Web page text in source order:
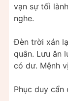
vạn sự tối
nghe.
Đèn trời xán
quân. Lưu ân
có dư. Mệnh
Phục duy cẩn